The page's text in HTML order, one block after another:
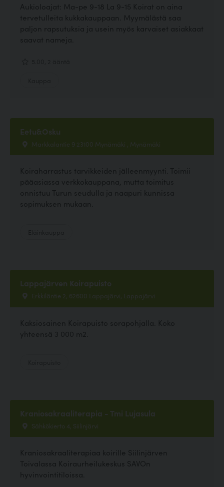
Aukioloajat: Ma-pe 9-18 La 9-15 Koirat on aina
tervetulleita kukkakauppaan. Myymälästä saa
paljon rapsutuksia ja usein myös karvaiset asiakkaat
saavat nameja.
Eetu&Osku
Markkalantie 9 23100 Mynämäki , Mynämäki
Koiraharrastus tarvikkeiden jälleenmyynti. Toimii
pääasiassa verkkokauppana, mutta toimitus
onnistuu Turun seudulla ja naapuri kunnissa
sopimuksen mukaan.
Lappajärven Koirapuisto
Erkkiläntie 2, 62600 Lappajärvi, Lappajärvi
Kaksiosainen Koirapuisto sorapohjalla. Koko
yhteensä 3 000 m2.
Kraniosakraaliterapia - Tmi Lujasula
Sähkökierto 4, Siilinjärvi
Kraniosakraaliterapiaa koirille Siilinjärven
Toivalassa Koiraurheilukeskus SAVOn
hyvinvointitiloissa.